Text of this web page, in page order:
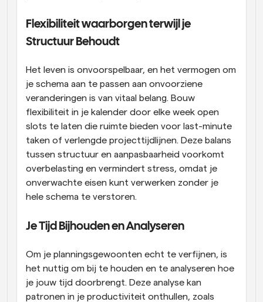
Flexibiliteit waarborgen terwijl je
Structuur Behoudt
Het leven is onvoorspelbaar, en het vermogen om
je schema aan te passen aan onvoorziene
veranderingen is van vitaal belang. Bouw
flexibiliteit in je kalender door elke week open
slots te laten die ruimte bieden voor last-minute
taken of verlengde projecttijdlijnen. Deze balans
tussen structuur en aanpasbaarheid voorkomt
overbelasting en vermindert stress, omdat je
onverwachte eisen kunt verwerken zonder je
hele schema te verstoren.
Je Tijd Bijhouden en Analyseren
Om je planningsgewoonten echt te verfijnen, is
het nuttig om bij te houden en te analyseren hoe
je jouw tijd doorbrengt. Deze analyse kan
patronen in je productiviteit onthullen, zoals